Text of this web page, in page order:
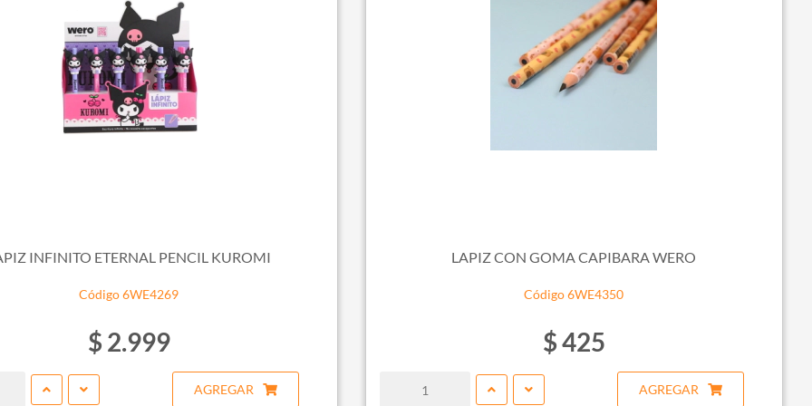
INFINITO ETERNAL PENCIL KUROMI
Código 6WE4269
$ 2.999
AGREGAR
LAPIZ CON GOMA CAPIBARA WERO
Código 6WE4350
$ 425
AGREGAR